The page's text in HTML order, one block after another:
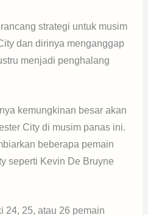
strategi untuk musim
dan dirinya menganggap
menjadi penghalang
kemungkinan besar akan
City di musim panas ini.
beberapa pemain
seperti Kevin De Bruyne
24, 25, atau 26 pemain